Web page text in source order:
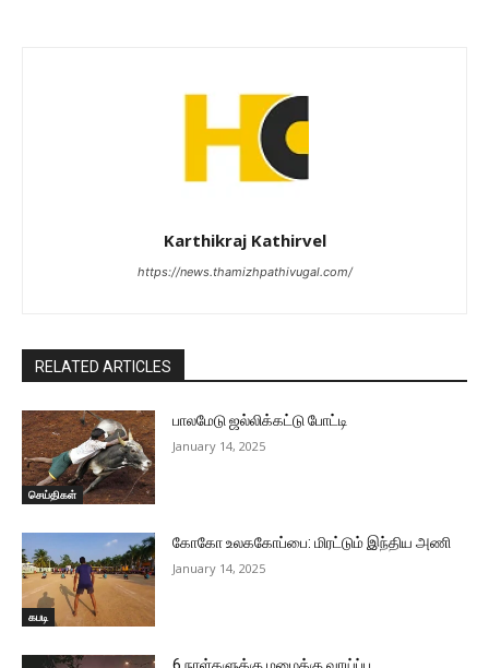
Karthikraj Kathirvel
https://news.thamizhpathivugal.com/
RELATED ARTICLES
செய்திகள்
பாலமேடு ஜல்லிக்கட்டு போட்டி
January 14, 2025
கபடி
கோகோ உலககோப்பை: மிரட்டும் இந்திய அணி
January 14, 2025
6 நாள்களுக்கு மழைக்கு வாய்ப்பு